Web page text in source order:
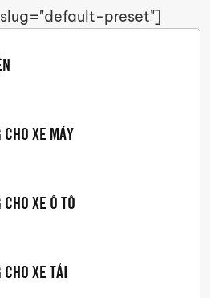
preset"]
XE MÁY
XE Ô TÔ
XE TẢI